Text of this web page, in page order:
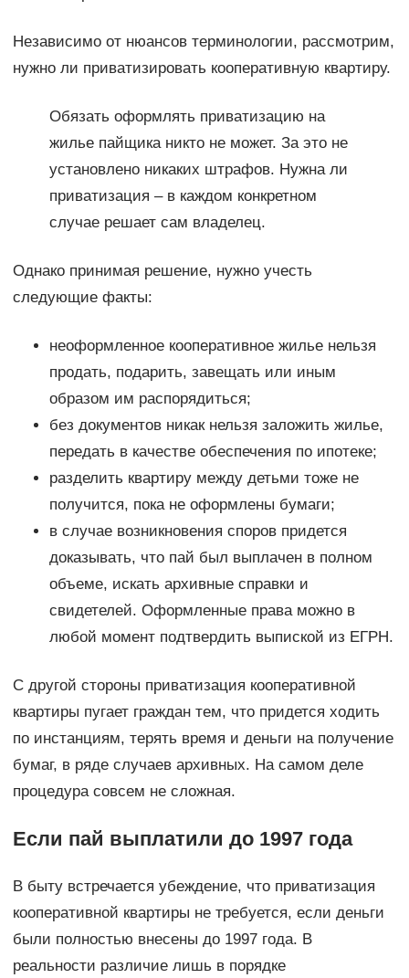
Независимо от нюансов терминологии, рассмотрим,
нужно ли приватизировать кооперативную квартиру.
Обязать оформлять приватизацию на
жилье пайщика никто не может. За это не
установлено никаких штрафов. Нужна ли
приватизация – в каждом конкретном
случае решает сам владелец.
Однако принимая решение, нужно учесть
следующие факты:
неоформленное кооперативное жилье нельзя
продать, подарить, завещать или иным
образом им распорядиться;
без документов никак нельзя заложить жилье,
передать в качестве обеспечения по ипотеке;
разделить квартиру между детьми тоже не
получится, пока не оформлены бумаги;
в случае возникновения споров придется
доказывать, что пай был выплачен в полном
объеме, искать архивные справки и
свидетелей. Оформленные права можно в
любой момент подтвердить выпиской из ЕГРН.
С другой стороны приватизация кооперативной
квартиры пугает граждан тем, что придется ходить
по инстанциям, терять время и деньги на получение
бумаг, в ряде случаев архивных. На самом деле
процедура совсем не сложная.
Если пай выплатили до 1997 года
В быту встречается убеждение, что приватизация
кооперативной квартиры не требуется, если деньги
были полностью внесены до 1997 года. В
реальности различие лишь в порядке